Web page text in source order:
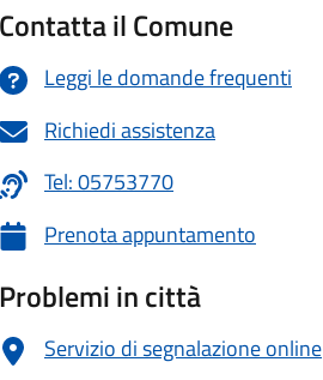
Contatta il Comune
Leggi le domande frequenti
Richiedi assistenza
Tel: 05753770
Prenota appuntamento
Problemi in città
Servizio di segnalazione online